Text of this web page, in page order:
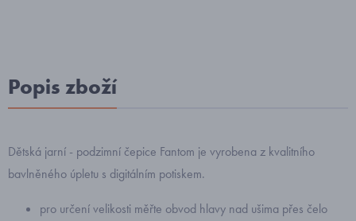
Popis zboží
Dětská jarní - podzimní čepice Fantom je vyrobena z kvalitního
bavlněného úpletu s digitálním potiskem.
pro určení velikosti měřte obvod hlavy nad ušima přes čelo